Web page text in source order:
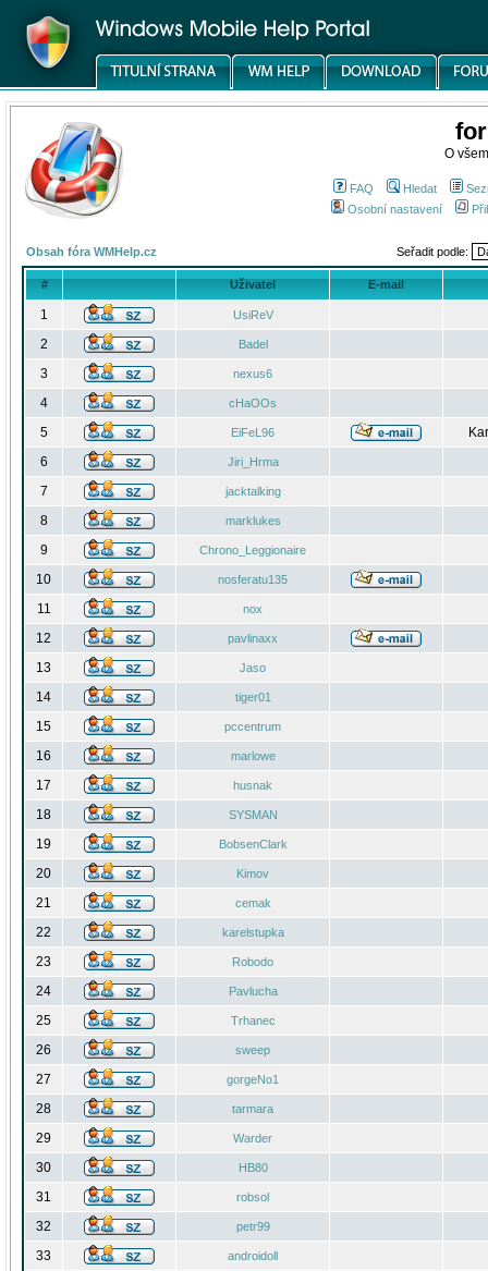
O
FAQ Hledat
Osobní nastavení
Obsah fóra WMHelp.cz Seřadit podle:
# Uživatel E-mail
1 UsiReV
2 Badel
3 nexus6
4 cHaOOs
5 EiFeL96
6
Jiri_Hrma
7 jacktalking
8 marklukes
9 Chrono_Leggionaire
10 nosferatu135
11 nox
12 pavlinaxx
13 Jaso
14 tiger01
15 pccentrum
16 marlowe
17 husnak
18 SYSMAN
19 BobsenClark
20 Kimov
21 cemak
22 karelstupka
23 Robodo
24 Pavlucha
25 Trhanec
26 sweep
27 gorgeNo1
28 tarmara
29 Warder
30 HB80
31 robsol
32 petr99
33 androidoll